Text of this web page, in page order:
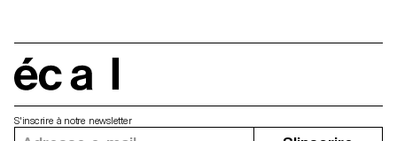
S'inscrire à notre newsletter